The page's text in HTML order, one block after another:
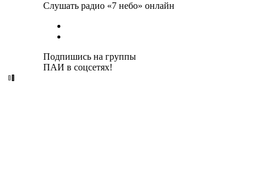
Слушать радио «7 небо» онлайн
Подпишись на группы
ПАИ в соцсетях!